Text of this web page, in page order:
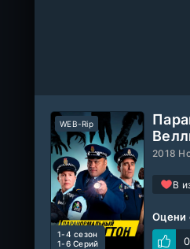
2018
В
WEB-Rip
1-4 cезон
1-6 Серий
Оцени
0